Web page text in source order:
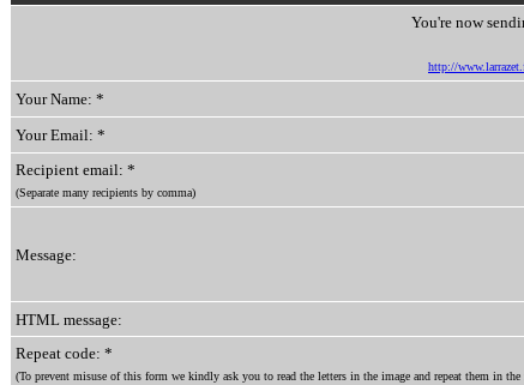
You're now
http://
Your Name: *
Your Email: *
Recipient email: *
(Separate many recipients by comma)
Message:
HTML message:
Repeat code: *
(To prevent misuse of this form we kindly ask you to read the letters in the image and repeat them in